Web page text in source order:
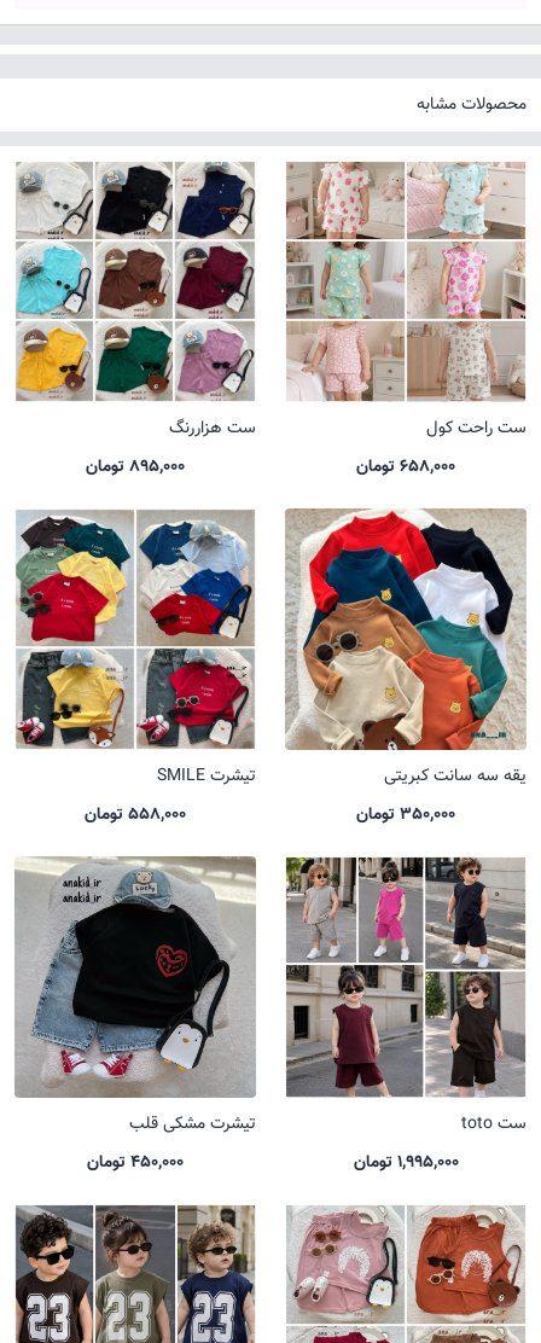
محصولات مشابه
ست راحت کول
658,000 تومان
ست هزاررنگ
895,000 تومان
یقه سه سانت کبریتی
350,000 تومان
تیشرت SMILE
558,000 تومان
ست toto
1,995,000 تومان
تیشرت مشکی قلب
450,000 تومان